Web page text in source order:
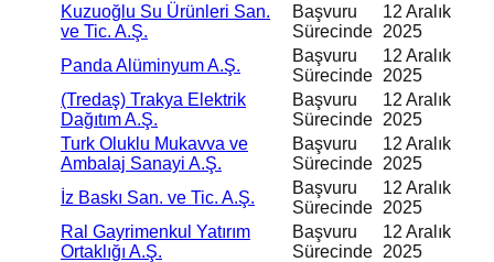
Kuzuoğlu Su Ürünleri San.
ve Tic. A.Ş.
Başvuru
Sürecinde
12 Aralık
2025
Panda Alüminyum A.Ş.
Başvuru
Sürecinde
12 Aralık
2025
(Tredaş) Trakya Elektrik
Dağıtım A.Ş.
Başvuru
Sürecinde
12 Aralık
2025
Turk Oluklu Mukavva ve
Ambalaj Sanayi A.Ş.
Başvuru
Sürecinde
12 Aralık
2025
İz Baskı San. ve Tic. A.Ş.
Başvuru
Sürecinde
12 Aralık
2025
Ral Gayrimenkul Yatırım
Ortaklığı A.Ş.
Başvuru
Sürecinde
12 Aralık
2025